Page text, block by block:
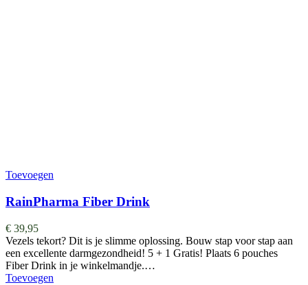
Toevoegen
RainPharma Fiber Drink
€ 39,95
Vezels tekort? Dit is je slimme oplossing. Bouw stap voor stap aan
een excellente darmgezondheid! 5 + 1 Gratis! Plaats 6 pouches
Fiber Drink in je winkelmandje.…
Toevoegen